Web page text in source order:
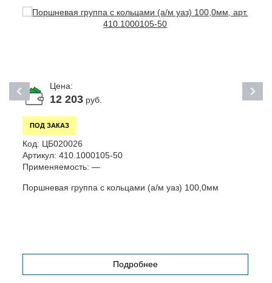
Цена:
12 203руб.
ПОД ЗАКАЗ
Код: ЦБ020026
Артикул: 410.1000105-50
Применяемость: —
Поршневая группа с кольцами (а/м уаз) 100,0мм
Подробнее